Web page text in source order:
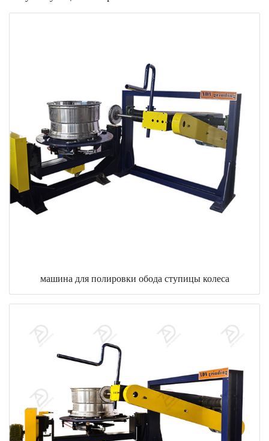
машина для полировки обода ступицы колеса